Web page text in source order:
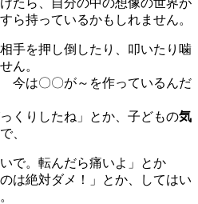
ら持っているかもしれません。
手を押し倒したり、叩いたり噛
ん。
今は〇〇が～を作っているんだ
くりしたね」とか、子どもの気
、
で。転んだら痛いよ」とか
は絶対ダメ！」とか、してはい
。